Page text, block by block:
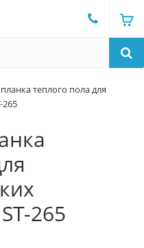
теплого пола для
265
265